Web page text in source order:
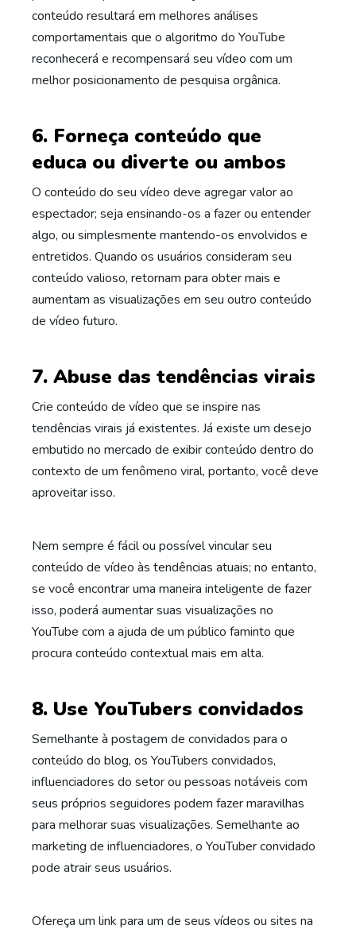
conteúdo resultará em melhores análises
comportamentais que o algoritmo do YouTube
reconhecerá e recompensará seu vídeo com um
melhor posicionamento de pesquisa orgânica.
6. Forneça conteúdo que
educa ou diverte ou ambos
O conteúdo do seu vídeo deve agregar valor ao
espectador; seja ensinando-os a fazer ou entender
algo, ou simplesmente mantendo-os envolvidos e
entretidos. Quando os usuários consideram seu
conteúdo valioso, retornam para obter mais e
aumentam as visualizações em seu outro conteúdo
de vídeo futuro.
7. Abuse das tendências virais
Crie conteúdo de vídeo que se inspire nas
tendências virais já existentes. Já existe um desejo
embutido no mercado de exibir conteúdo dentro do
contexto de um fenômeno viral, portanto, você deve
aproveitar isso.
Nem sempre é fácil ou possível vincular seu
conteúdo de vídeo às tendências atuais; no entanto,
se você encontrar uma maneira inteligente de fazer
isso, poderá aumentar suas visualizações no
YouTube com a ajuda de um público faminto que
procura conteúdo contextual mais em alta.
8. Use YouTubers convidados
Semelhante à postagem de convidados para o
conteúdo do blog, os YouTubers convidados,
influenciadores do setor ou pessoas notáveis ​​com
seus próprios seguidores podem fazer maravilhas
para melhorar suas visualizações. Semelhante ao
marketing de influenciadores, o YouTuber convidado
pode atrair seus usuários.
Ofereça um link para um de seus vídeos ou sites na